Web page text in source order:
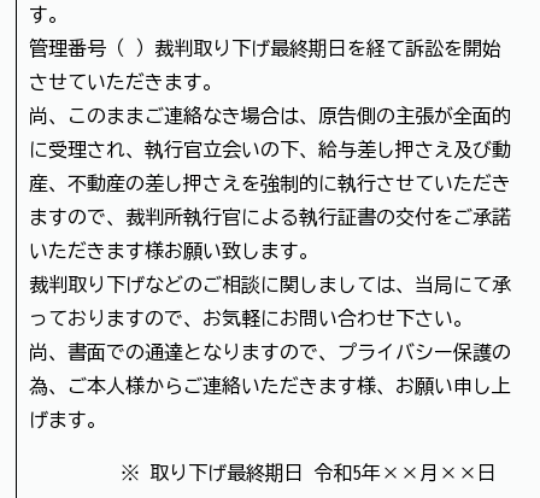
す。
管理番号（ ）裁判取り下げ最終期日を経て訴訟を開始
させていただきます。
尚、このままご連絡なき場合は、原告側の主張が全面的
に受理され、執行官立会いの下、給与差し押さえ及び動
産、不動産の差し押さえを強制的に執行させていただき
ますので、裁判所執行官による執行証書の交付をご承諾
いただきます様お願い致します。
裁判取り下げなどのご相談に関しましては、当局にて承
っておりますので、お気軽にお問い合わせ下さい。
尚、書面での通達となりますので、プライバシー保護の
為、ご本人様からご連絡いただきます様、お願い申し上
げます。
※ 取り下げ最終期日 令和5年××月××日